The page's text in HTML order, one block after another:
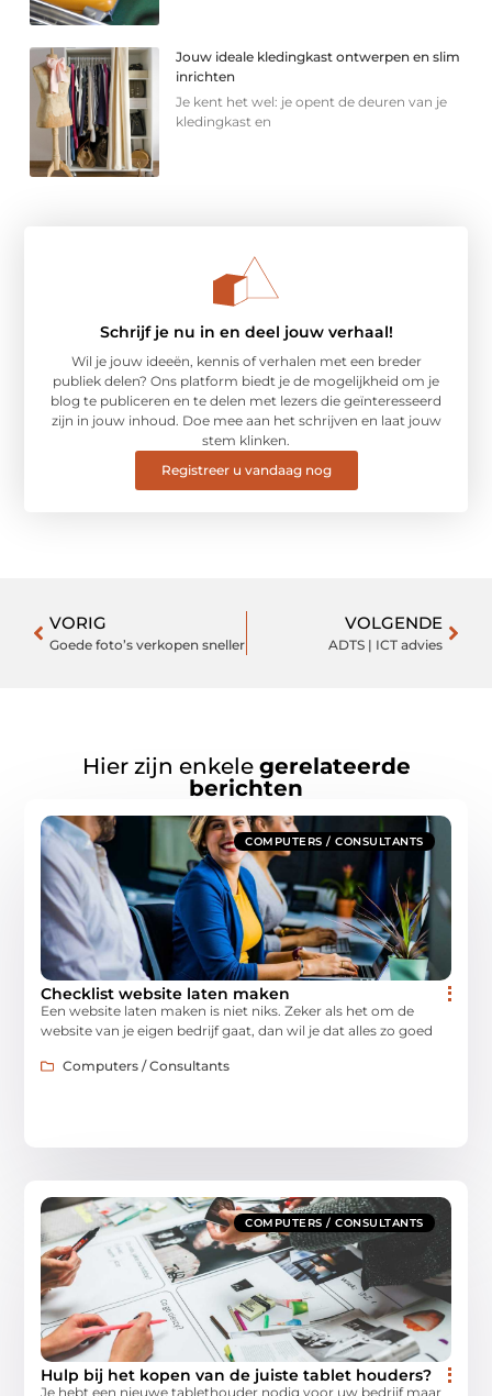
Jouw ideale kledingkast ontwerpen en slim
inrichten
Je kent het wel: je opent de deuren van je
kledingkast en
Schrijf je nu in en deel jouw verhaal!
Wil je jouw ideeën, kennis of verhalen met een breder
publiek delen? Ons platform biedt je de mogelijkheid om je
blog te publiceren en te delen met lezers die geïnteresseerd
zijn in jouw inhoud. Doe mee aan het schrijven en laat jouw
stem klinken.
Registreer u vandaag nog
VORIG
Goede foto’s verkopen sneller
VOLGENDE
ADTS | ICT advies
Hier zijn enkele gerelateerde
berichten
COMPUTERS / CONSULTANTS
Checklist website laten maken
Een website laten maken is niet niks. Zeker als het om de
website van je eigen bedrijf gaat, dan wil je dat alles zo goed
Computers / Consultants
COMPUTERS / CONSULTANTS
Hulp bij het kopen van de juiste tablet houders?
Je hebt een nieuwe tablethouder nodig voor uw bedrijf maar